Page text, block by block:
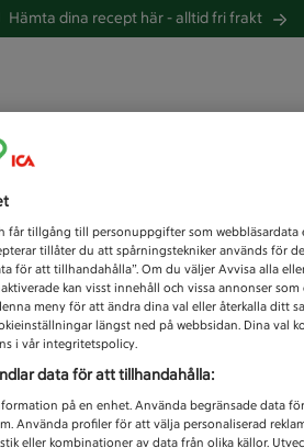
Hämta dina recept här -alltid fri frakt
får tillgång till personuppgifter som webbläsardata
tillåter du att spårningstekniker används för
för att tillhandahålla”. Om du väljer Avvisa alla
kan visst innehåll och vissa annonser
meny för att ändra dina val eller återkalla ditt
längst ned på webbsidan. Dina val
i vår integritetspolicy.
data för att tillhandahålla:
på en enhet. Använda begränsade data
Använda profiler för att välja personaliserad
eller kombinationer av data från olika källor.